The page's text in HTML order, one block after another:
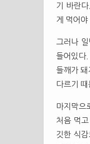
기 바란
게 먹어야
그러나
들어있다
들깨가
다르기
마지막으
처음 먹
깃한 식